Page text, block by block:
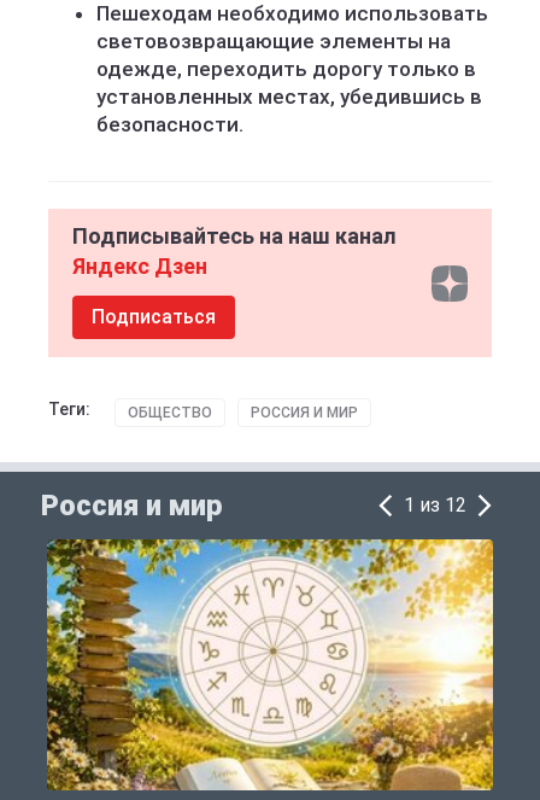
Пешеходам необходимо использовать
световозвращающие элементы на
одежде, переходить дорогу только в
установленных местах, убедившись в
безопасности.
Подписывайтесь на наш канал
Яндекс Дзен
Подписаться
Теги: ОБЩЕСТВО РОССИЯ И МИР
Россия и мир 1 из 12